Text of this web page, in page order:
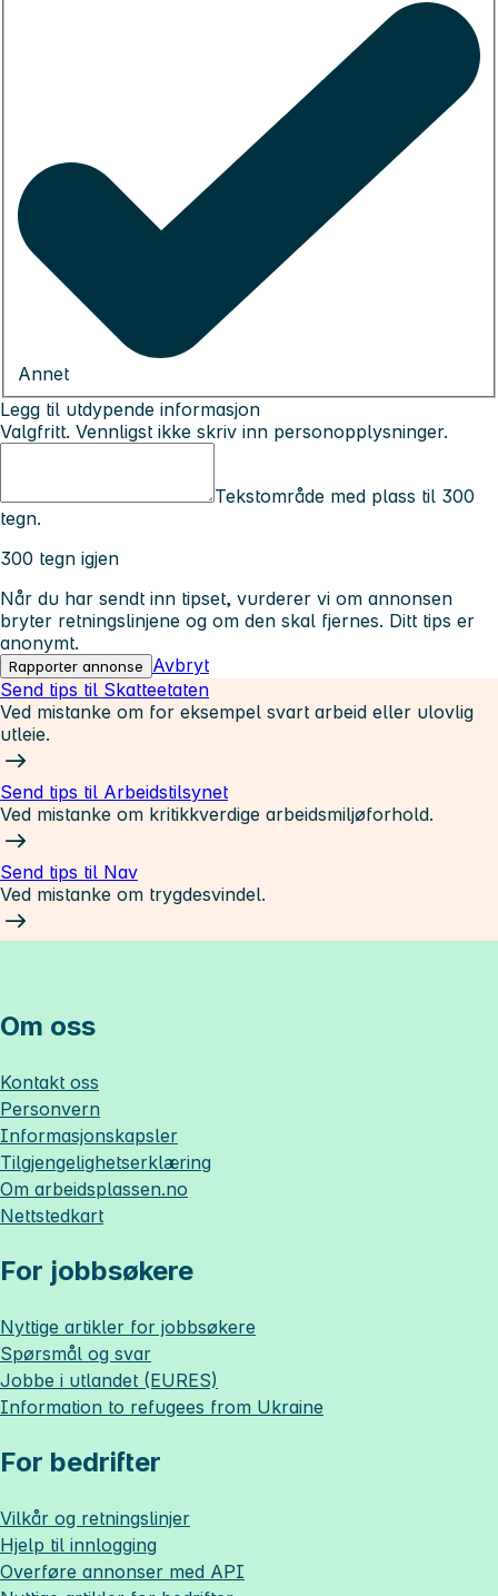
Annet
Legg til utdypende informasjon
Valgfritt. Vennligst ikke skriv inn personopplysninger.
Tekstområde med plass til 300
tegn.
300 tegn igjen
Når du har sendt inn tipset, vurderer vi om annonsen
bryter retningslinjene og om den skal fjernes. Ditt tips er
anonymt.
Rapporter annonse
Avbryt
Send tips til Skatteetaten
Ved mistanke om for eksempel svart arbeid eller ulovlig
utleie.
Send tips til Arbeidstilsynet
Ved mistanke om kritikkverdige arbeidsmiljøforhold.
Send tips til Nav
Ved mistanke om trygdesvindel.
Om oss
Kontakt oss
Personvern
Informasjonskapsler
Tilgjengelighetserklæring
Om arbeidsplassen.no
Nettstedkart
For jobbsøkere
Nyttige artikler for jobbsøkere
Spørsmål og svar
Jobbe i utlandet (EURES)
Information to refugees from Ukraine
For bedrifter
Vilkår og retningslinjer
Hjelp til innlogging
Overføre annonser med API